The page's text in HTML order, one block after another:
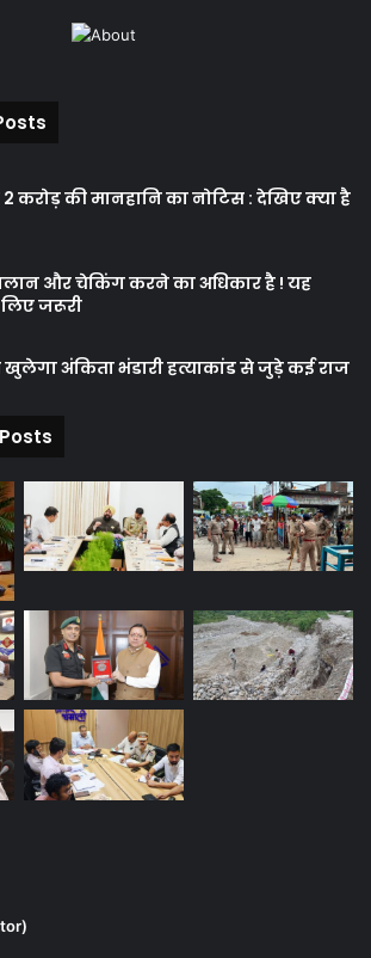
करोड़ की मानहानि का नोटिस : देखिए क्या है
और चेकिंग करने का अधिकार है ! यह
जरूरी
खुलेगा अंकिता भंडारी हत्याकांड से जुड़े कई राज